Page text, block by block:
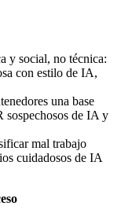
y social, no técnica:
con estilo de IA,
una base
sospechosos de IA y
mal trabajo
cuidadosos de IA